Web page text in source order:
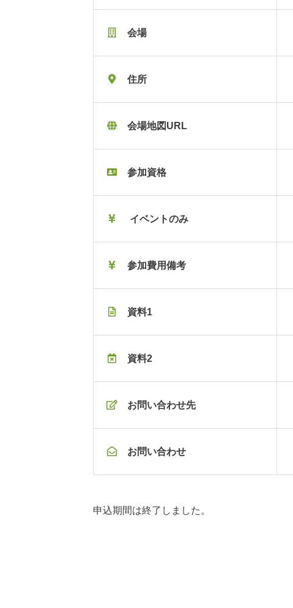
会場
住所
会場地図URL
参加資格
イベントのみ
参加費用備考
資料1
資料2
お問い合わせ先
お問い合わせ
申込期間は終了しました。